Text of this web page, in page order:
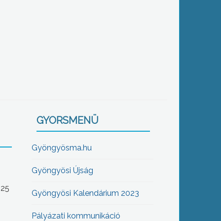
GYORSMENÜ
Gyöngyösma.hu
Gyöngyösi Újság
Gyöngyösi Kalendárium 2023
Pályázati kommunikáció